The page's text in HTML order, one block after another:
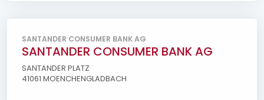
SANTANDER CONSUMER BANK AG
SANTANDER CONSUMER BANK AG
SANTANDER PLATZ
41061 MOENCHENGLADBACH